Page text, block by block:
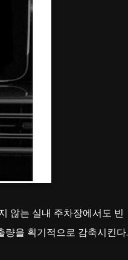
않는 실내 주차장에서도 빈
을 획기적으로 감축시킨다.